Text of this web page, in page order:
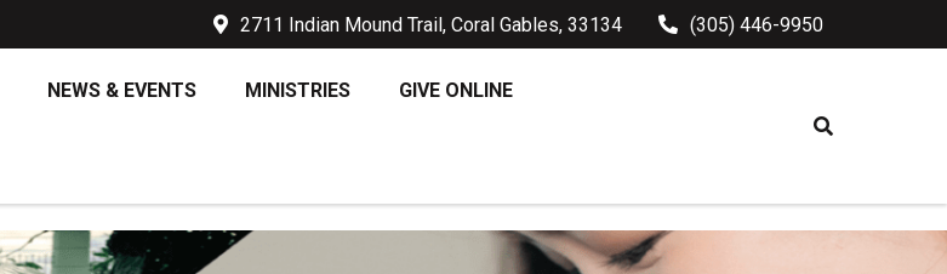
2711 Indian Mound Trail, Coral Gables, 33134 (305) 446-9950
NEWS & EVENTS MINISTRIES GIVE ONLINE